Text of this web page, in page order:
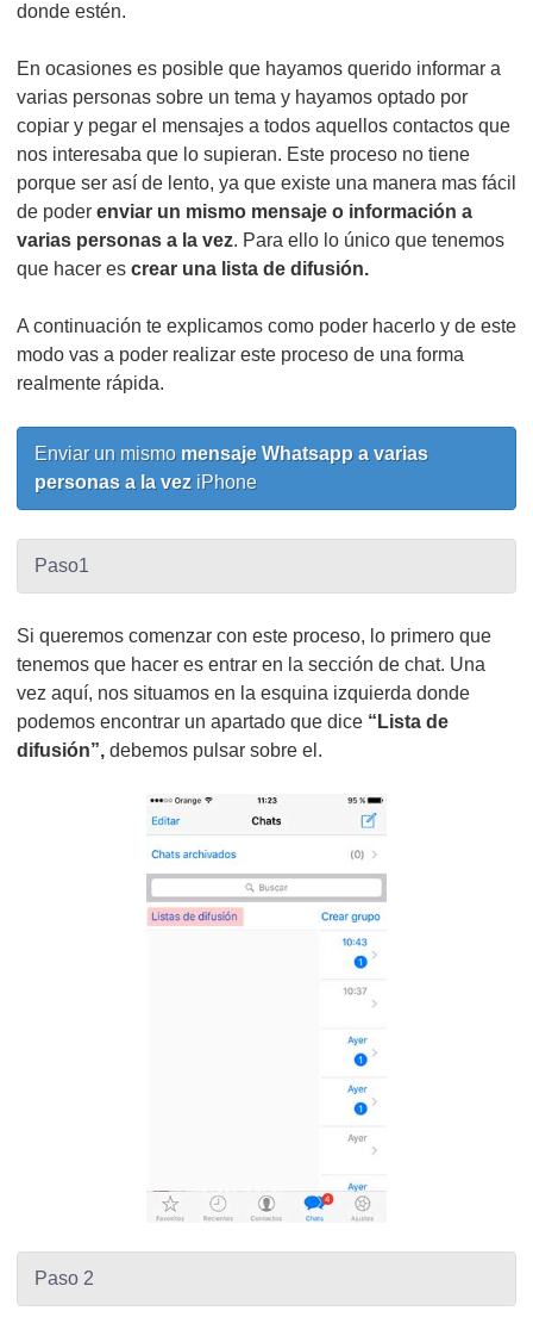
donde estén.
En ocasiones es posible que hayamos querido informar a
varias personas sobre un tema y hayamos optado por
copiar y pegar el mensajes a todos aquellos contactos que
nos interesaba que lo supieran. Este proceso no tiene
porque ser así de lento, ya que existe una manera mas fácil
de poder enviar un mismo mensaje o información a
varias personas a la vez. Para ello lo único que tenemos
que hacer es crear una lista de difusión.
A continuación te explicamos como poder hacerlo y de este
modo vas a poder realizar este proceso de una forma
realmente rápida.
Enviar un mismo mensaje Whatsapp a varias
personas a la vez iPhone
Paso1
Si queremos comenzar con este proceso, lo primero que
tenemos que hacer es entrar en la sección de chat. Una
vez aquí, nos situamos en la esquina izquierda donde
podemos encontrar un apartado que dice “Lista de
difusión”, debemos pulsar sobre el.
Paso 2